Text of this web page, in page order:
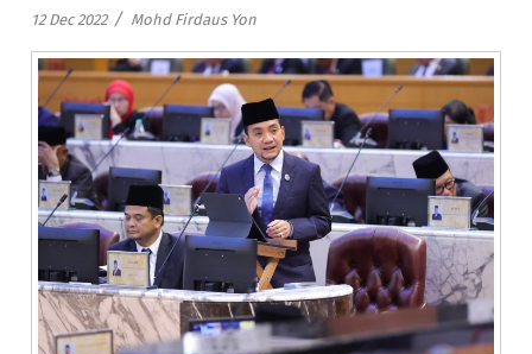
12 Dec 2022 / Mohd Firdaus Yon